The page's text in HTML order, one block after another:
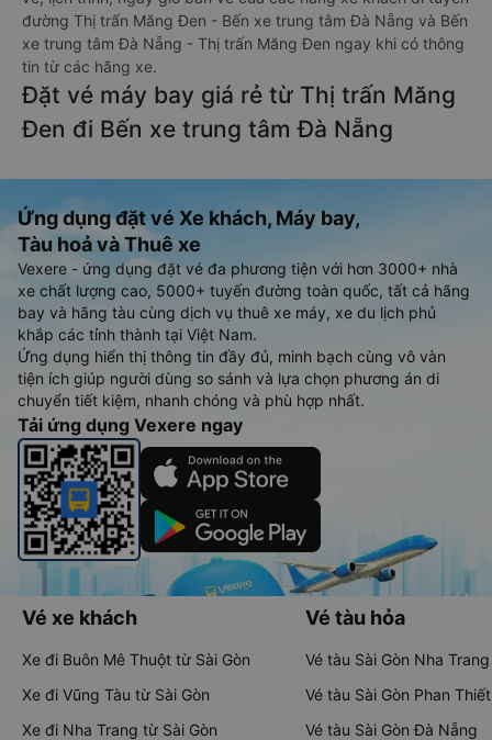
đường Thị trấn Măng Đen - Bến xe trung tâm Đà Nẵng và Bến
xe trung tâm Đà Nẵng - Thị trấn Măng Đen ngay khi có thông
tin từ các hãng xe.
Đặt vé máy bay giá rẻ từ Thị trấn Măng
Đen đi Bến xe trung tâm Đà Nẵng
Ứng dụng đặt vé Xe khách, Máy bay,
Tàu hoả và Thuê xe
Vexere - ứng dụng đặt vé đa phương tiện với hơn 3000+ nhà
xe chất lượng cao, 5000+ tuyến đường toàn quốc, tất cả hãng
bay và hãng tàu cùng dịch vụ thuê xe máy, xe du lịch phủ
khắp các tỉnh thành tại Việt Nam.
Ứng dụng hiển thị thông tin đầy đủ, minh bạch cùng vô vàn
tiện ích giúp người dùng so sánh và lựa chọn phương án di
chuyển tiết kiệm, nhanh chóng và phù hợp nhất.
Tải ứng dụng Vexere ngay
Vé xe khách
Xe đi Buôn Mê Thuột từ Sài Gòn
Xe đi Vũng Tàu từ Sài Gòn
Xe đi Nha Trang từ Sài Gòn
Vé tàu hỏa
Vé tàu Sài Gòn Nha Trang
Vé tàu Sài Gòn Phan Thiết
Vé tàu Sài Gòn Đà Nẵng